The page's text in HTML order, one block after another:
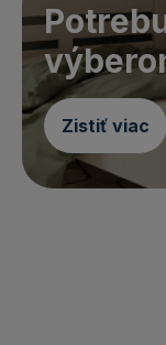
Zistiť viac